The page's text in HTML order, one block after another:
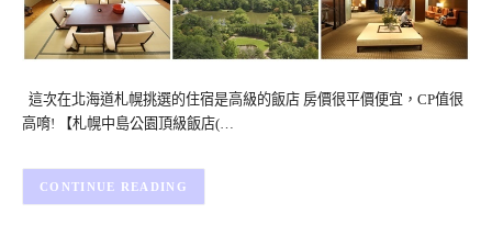
這次在北海道札幌挑選的住宿是高級的飯店 房價很平價便宜，CP值很
高唷! 【札幌中島公園頂級飯店(…
CONTINUE READING